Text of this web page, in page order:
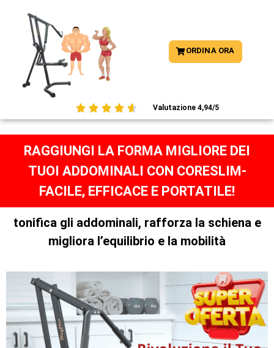
ORDINA ORA
     Valutazione 4,94/5
RAGGIUNGI LA FORMA MIGLIORE DEI
TUOI ADDOMINALI CON CORESLIM-
FACILE, EFFICACE E PORTATILE!
tonifica gli addominali, rafforza la schiena e
migliora l’equilibrio e la mobilità